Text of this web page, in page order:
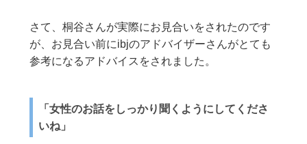
さて、桐谷さんが実際にお見合いをされたのです
が、お見合い前にibjのアドバイザーさんがとても
参考になるアドバイスをされました。
「女性のお話をしっかり聞くようにしてくださ
いね」